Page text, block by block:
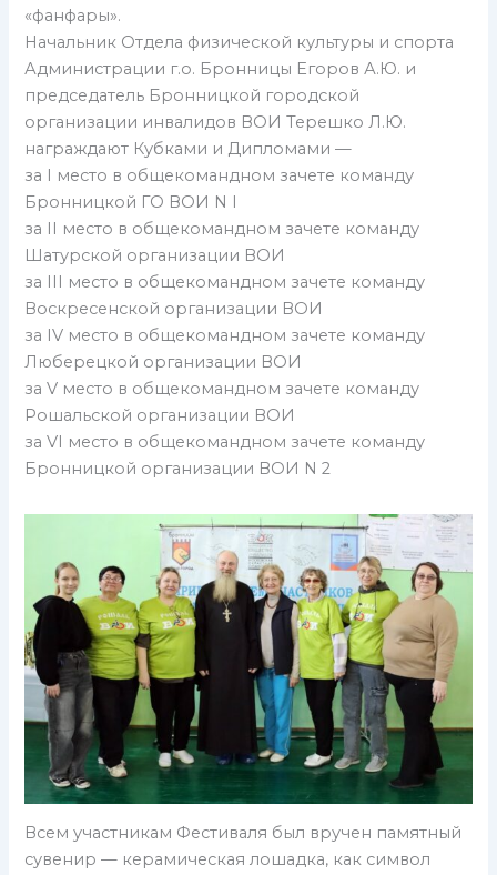
«фанфары».
Начальник Отдела физической культуры и спорта
Администрации г.о. Бронницы Егоров А.Ю. и
председатель Бронницкой городской
организации инвалидов ВОИ Терешко Л.Ю.
награждают Кубками и Дипломами —
за I место в общекомандном зачете команду
Бронницкой ГО ВОИ N I
за II место в общекомандном зачете команду
Шатурской организации ВОИ
за III место в общекомандном зачете команду
Воскресенской организации ВОИ
за IV место в общекомандном зачете команду
Люберецкой организации ВОИ
за V место в общекомандном зачете команду
Рошальской организации ВОИ
за VI место в общекомандном зачете команду
Бронницкой организации ВОИ N 2
Всем участникам Фестиваля был вручен памятный
сувенир — керамическая лошадка, как символ